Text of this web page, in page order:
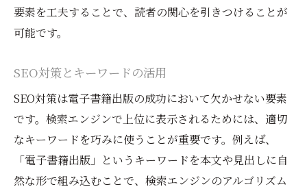
要素を工夫することで、読者の関心を引きつけることが
可能です。
SEO対策とキーワードの活用
SEO対策は電子書籍出版の成功において欠かせない要素
です。検索エンジンで上位に表示されるためには、適切
なキーワードを巧みに使うことが重要です。例えば、
「電子書籍出版」というキーワードを本文や見出しに自
然な形で組み込むことで、検索エンジンのアルゴリズム